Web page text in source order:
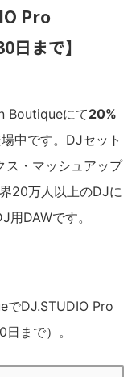
Pro
まで】
Boutiqueにて20%
中です。DJセット
ス・マッシュアップ
20万人以上のDJに
DAWです。
DJ.STUDIO Pro
まで）。